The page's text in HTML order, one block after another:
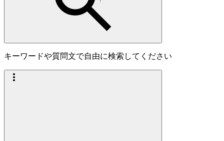
キーワードや質問文で自由に検索してください